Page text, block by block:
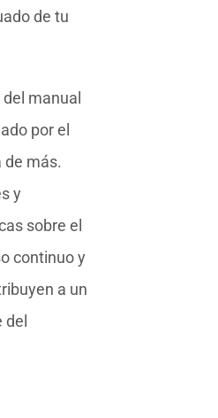
de tu
manual
por el
más.
y
sobre el
continuo y
a un
del